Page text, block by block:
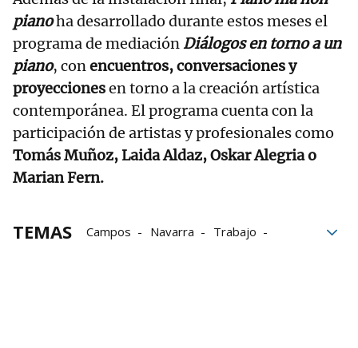
pianoha desarrollado durante estos meses el
programa de mediaciónDiálogos en torno a un
piano, conencuentros, conversaciones y
proyeccionesen torno a la creación artística
contemporánea. El programa cuenta con la
participación de artistas y profesionales como
Tomás Muñoz, Laida Aldaz, Oskar Alegria o
Marian Fern.
TEMAS Campos Navarra
Trabajo